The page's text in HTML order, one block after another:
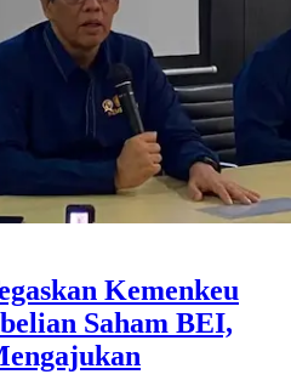
Kemenkeu
Saham BEI,